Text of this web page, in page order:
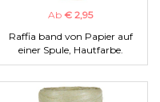
Ab € 2,95
Raffia band von Papier auf
einer Spule, Hautfarbe.